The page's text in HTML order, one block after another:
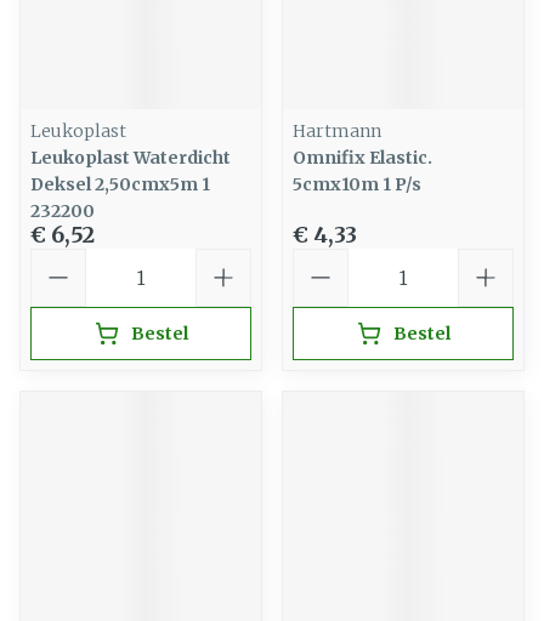
Leukoplast
Leukoplast Waterdicht
Deksel 2,50cmx5m 1
232200
€ 6,52
Bestel
Hartmann
Omnifix Elastic.
5cmx10m 1 P/s
€ 4,33
Bestel